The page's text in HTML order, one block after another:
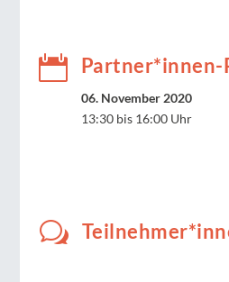
 Partner*innen-
06. November 2020
13:30 bis 16:00 Uhr
w